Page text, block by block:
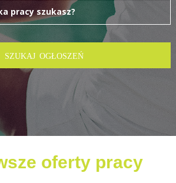
oferty pracy